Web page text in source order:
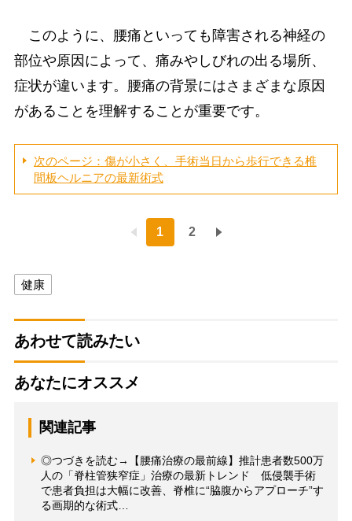
このように、腰痛といっても障害される神経の
部位や原因によって、痛みやしびれの出る場所、
症状が違います。腰痛の背景にはさまざまな原因
があることを理解することが重要です。
次のページ：傷が小さく、手術当日から歩行できる椎
間板ヘルニアの最新術式
1 2
健康
あわせて読みたい
あなたにオススメ
関連記事
◎つづきを読む→【腰痛治療の最前線】推計患者数500万
人の「脊柱管狭窄症」治療の最新トレンド 低侵襲手術
で患者負担は大幅に改善、脊椎に“脇腹からアプローチ”す
る画期的な術式…